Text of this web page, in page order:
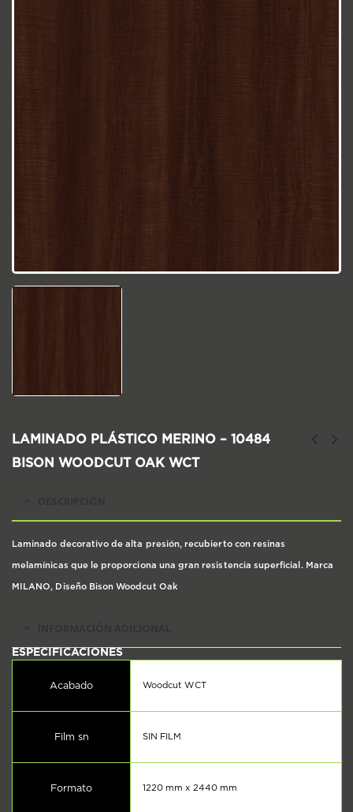
LAMINADO PLÁSTICO MERINO – 10484
BISON WOODCUT OAK WCT
Laminado decorativo de alta presión, recubierto con resinas
melamínicas que le proporciona una gran resistencia superficial. Marca
MILANO, Diseño Bison Woodcut Oak
Acabado Woodcut WCT
Film sn SIN FILM
Formato 1220 mm x 2440 mm